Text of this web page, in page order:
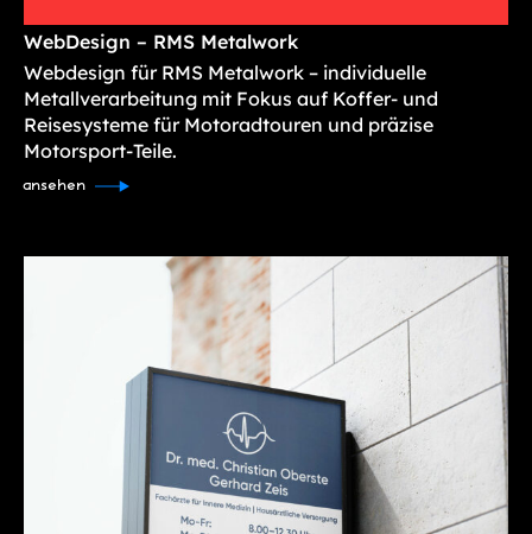
WebDesign – RMS Metalwork
Webdesign für RMS Metalwork – individuelle
Metallverarbeitung mit Fokus auf Koffer- und
Reisesysteme für Motoradtouren und präzise
Motorsport-Teile.
ansehen